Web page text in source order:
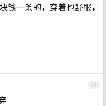
钱一条的，穿着也舒服，
21